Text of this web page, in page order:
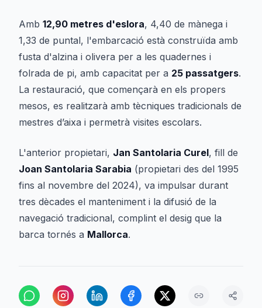
Amb 12,90 metres d'eslora, 4,40 de mànega i
1,33 de puntal, l'embarcació està construïda amb
fusta d'alzina i olivera per a les quadernes i
folrada de pi, amb capacitat per a 25 passatgers.
La restauració, que començarà en els propers
mesos, es realitzarà amb tècniques tradicionals de
mestres d’aixa i permetrà visites escolars.
L'anterior propietari, Jan Santolaria Curel, fill de
Joan Santolaria Sarabia (propietari des del 1995
fins al novembre del 2024), va impulsar durant
tres dècades el manteniment i la difusió de la
navegació tradicional, complint el desig que la
barca tornés a Mallorca.